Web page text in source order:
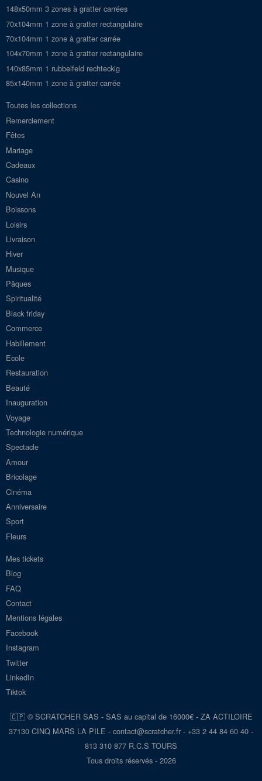
148x50mm 3 zones à gratter carrées
70x104mm 1 zone à gratter rectangulaire
70x104mm 1 zone à gratter carrée
104x70mm 1 zone à gratter rectangulaire
140x85mm 1 rubbelfeld rechteckig
85x140mm 1 zone à gratter carrée
Toutes les collections
Remerciement
Fêtes
Mariage
Cadeaux
Casino
Nouvel An
Boissons
Loisirs
Livraison
Hiver
Musique
Pâques
Spiritualité
Black friday
Commerce
Habillement
Ecole
Restauration
Beauté
Inauguration
Voyage
Technologie numérique
Spectacle
Amour
Bricolage
Cinéma
Anniversaire
Sport
Fleurs
Mes tickets
Blog
FAQ
Contact
Mentions légales
Facebook
Instagram
Twitter
LinkedIn
Tiktok
🇨🇵 © SCRATCHER SAS - SAS au capital de 16000€ - ZA ACTILOIRE
37130 CINQ MARS LA PILE - contact@scratcher.fr - +33 2 44 84 60 40 -
813 310 877 R.C.S TOURS
Tous droits réservés - 2026